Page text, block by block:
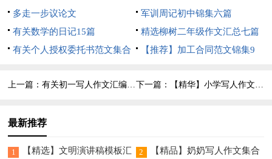
多走一步议论文
军训周记初中锦集六篇
有关数学的日记15篇
精选柳树二年级作文汇总七篇
有关个人授权委托书范文集合
【推荐】加工合同范文锦集9
上一篇：有关初一写人作文汇编九篇 下一篇： 【精华】小学写人作文400字集合九篇
最新推荐
1
【精选】文明演讲稿模板汇
2
【精品】奶奶写人作文集合